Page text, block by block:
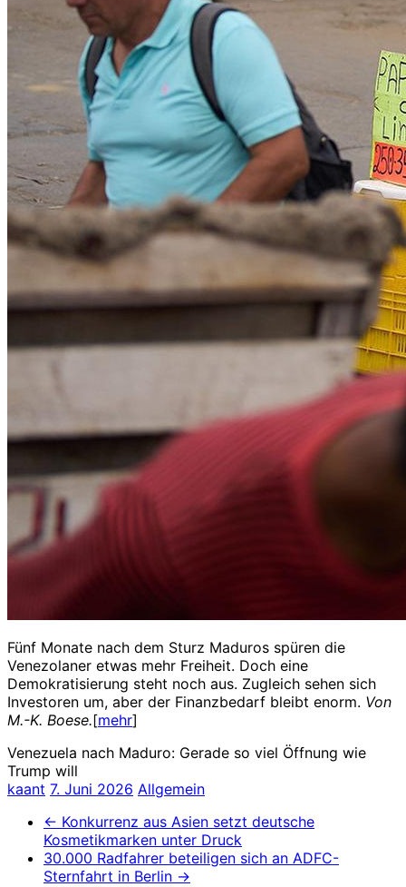
Fünf Monate nach dem Sturz Maduros spüren die
Venezolaner etwas mehr Freiheit. Doch eine
Demokratisierung steht noch aus. Zugleich sehen sich
Investoren um, aber der Finanzbedarf bleibt enorm. Von
M.-K. Boese.[mehr]
Venezuela nach Maduro: Gerade so viel Öffnung wie
Trump will
kaant 7. Juni 2026 Allgemein
← Konkurrenz aus Asien setzt deutsche
Kosmetikmarken unter Druck
30.000 Radfahrer beteiligen sich an ADFC-
Sternfahrt in Berlin →